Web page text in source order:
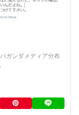
ガンダメディア分布